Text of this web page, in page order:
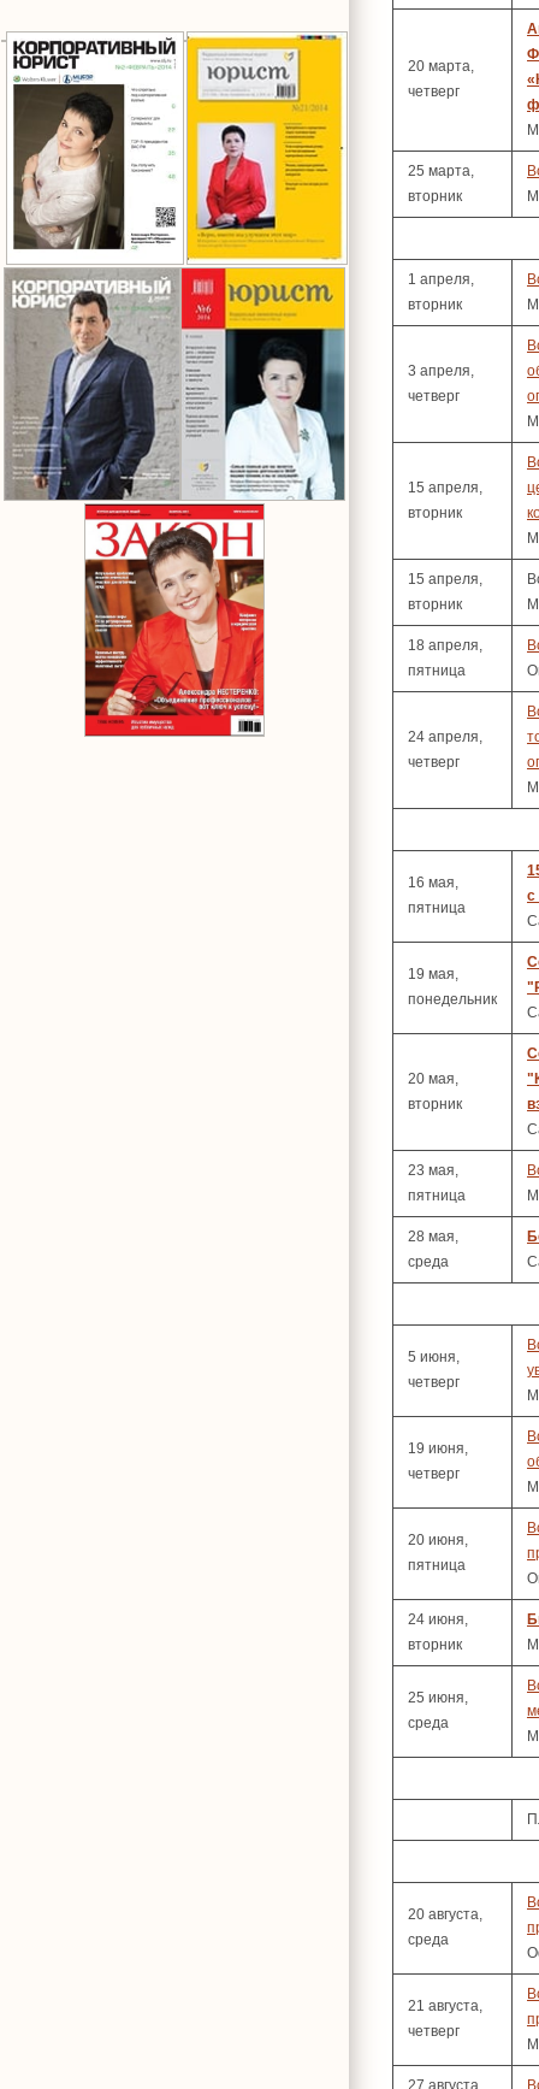
20 марта,
четверг
25 марта,
вторник
1 апреля,
вторник
3 апреля,
четверг
15 апреля,
вторник
15 апреля,
вторник
18 апреля,
пятница
24 апреля,
четверг
16 мая,
пятница
с
19 мая,
понедельник
20 мая,
вторник
23 мая,
пятница
28 мая,
среда
5 июня,
четверг
19 июня,
четверг
20 июня,
пятница
24 июня,
вторник
25 июня,
среда
20 августа,
среда
21 августа,
четверг
27 августа,